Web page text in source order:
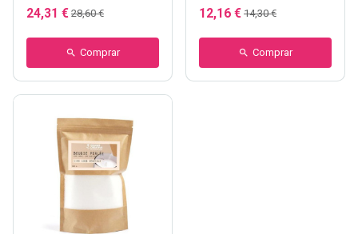
creativa - 1,2 kg
24,31 € 28,60 €
Comprar
créative - Negro
12,16 € 14,30 €
Comprar